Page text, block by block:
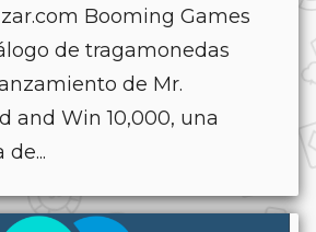
Booming Games
de tragamonedas
de Mr.
and Win 10,000, una